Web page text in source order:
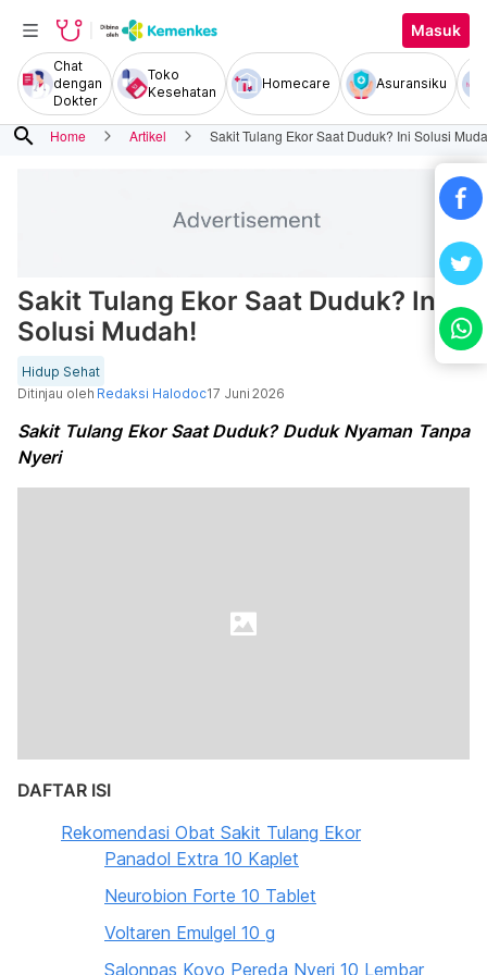
Masuk
Chat
dengan
Dokter
Toko
Kesehatan
Homecare Asuransiku
search Home Artikel Sakit Tulang Ekor Saat Duduk? Ini Solusi
Sakit Tulang Ekor Saat Duduk? Ini
Solusi Mudah!
Hidup Sehat
Ditinjau oleh Redaksi Halodoc17 Juni 2026
Sakit Tulang Ekor Saat Duduk? Duduk Nyaman Tanpa
Nyeri
DAFTAR ISI
Rekomendasi Obat Sakit Tulang Ekor
Panadol Extra 10 Kaplet
Neurobion Forte 10 Tablet
Voltaren Emulgel 10 g
Salonpas Koyo Pereda Nyeri 10 Lembar